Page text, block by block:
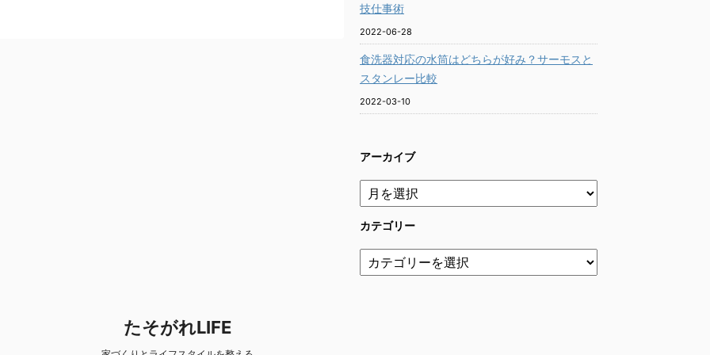
技仕事術
2022-06-28
食洗器対応の水筒はどちらが好み？サーモスと
スタンレー比較
2022-03-10
アーカイブ
カテゴリー
たそがれLIFE